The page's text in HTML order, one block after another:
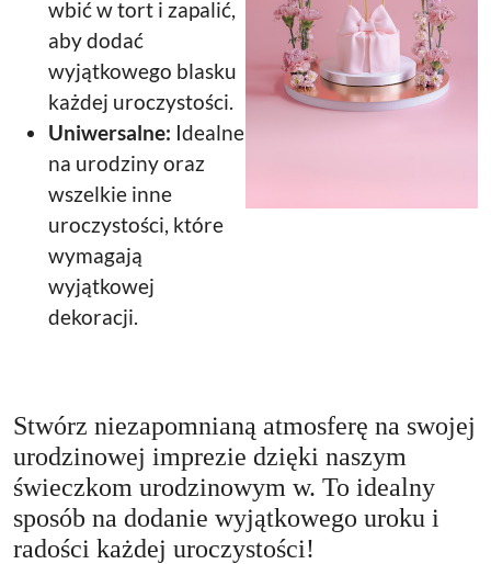
wbić w tort i zapalić,
aby dodać
wyjątkowego blasku
każdej uroczystości.
Uniwersalne: Idealne
na urodziny oraz
wszelkie inne
uroczystości, które
wymagają
wyjątkowej
dekoracji.
Stwórz niezapomnianą atmosferę na swojej
urodzinowej imprezie dzięki naszym
świeczkom urodzinowym w. To idealny
sposób na dodanie wyjątkowego uroku i
radości każdej uroczystości!